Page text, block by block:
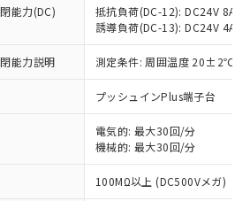
能力(DC)
抵抗負荷(DC-12): DC24V 8A/
誘導負荷(DC-13): DC24V 4A/
能力説明 測定条件: 周囲温度 20±2℃、
プッシュインPlus端子台
電気的: 最大30回/分
機械的: 最大30回/分
100MΩ以上 (DC500Vメガ)
読みいただき、同意のうえ
EU RoHS指令（10物質）の
した製品が提供可能な商品で
RoHS指令（10物質）の非含
品に切り替える予定のある
の商品で、対応品を出す予